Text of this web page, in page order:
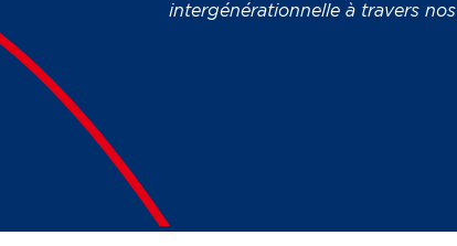
intergénérationnelle à travers